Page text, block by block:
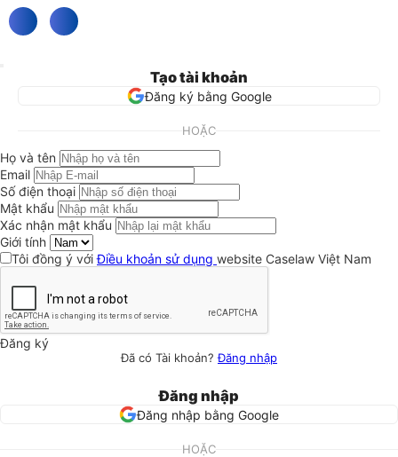
Tạo tài khoản
Đăng ký bằng Google
HOẶC
Họ và tên
Email
Số điện thoại
Mật khẩu
Xác nhận mật khẩu
Giới tính
Tôi đồng ý vớiĐiều khoản sử dụng website Caselaw Việt Nam
Đăng ký
Đã có Tài khoản?Đăng nhập
Đăng nhập
Đăng nhập bằng Google
HOẶC